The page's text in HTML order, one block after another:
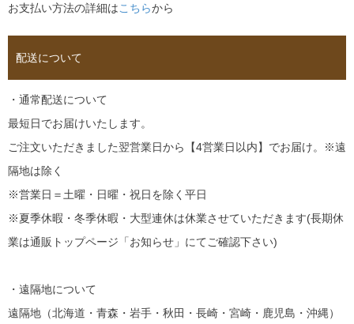
お支払い方法の詳細はこちらから
配送について
・通常配送について
最短日でお届けいたします。
ご注文いただきました翌営業日から【4営業日以内】でお届け。※遠
隔地は除く
※営業日＝土曜・日曜・祝日を除く平日
※夏季休暇・冬季休暇・大型連休は休業させていただきます(長期休
業は通販トップページ「お知らせ」にてご確認下さい)
・遠隔地について
遠隔地（北海道・青森・岩手・秋田・長崎・宮崎・鹿児島・沖縄）